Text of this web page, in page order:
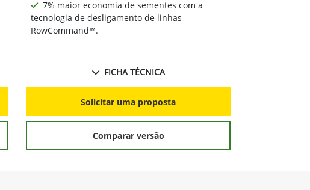
7% maior economia de sementes com a
tecnologia de desligamento de linhas
RowCommand™.
FICHA TÉCNICA
Solicitar uma proposta
Comparar versão